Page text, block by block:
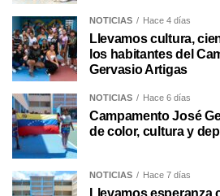
NOTICIAS Hace 4 días
Llevamos cultura,
los habitantes del
Gervasio Artigas
NOTICIAS Hace 6 días
Campamento José
de color, cultura y
NOTICIAS Hace 7 días
Llevamos esperanza